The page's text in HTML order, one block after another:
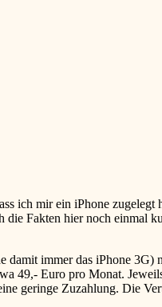
ich mir ein iPhone
die Fakten hier noch einmal
damit immer das iPhone
49,- Euro pro Monat.
geringe Zuzahlung. Die